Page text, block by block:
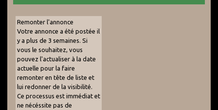
Remonter l'annonce
Votre annonce a été postée il
y a plus de 3 semaines. Si
vous le souhaitez, vous
pouvez l'actualiser à la date
actuelle pour la faire
remonter en tête de liste et
lui redonner de la visibilité.
Ce processus est immédiat et
ne nécéssite pas de